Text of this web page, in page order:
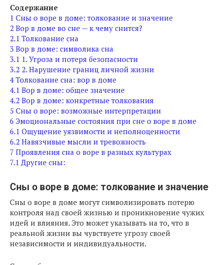
Содержание
1 Сны о воре в доме: толкование и значение
2 Вор в доме во сне — к чему снится?
2.1 Толкование сна
3 Вор в доме: символика сна
3.1 1. Угроза и потеря безопасности
3.2 2. Нарушение границ личной жизни
4 Толкование сна: вор в доме
4.1 Вор в доме: общее значение
4.2 Вор в доме: конкретные толкования
5 Сны о воре: возможные интерпретации
6 Эмоциональные состояния при сне о воре в доме
6.1 Ощущение уязвимости и неполноценности
6.2 Навязчивые мысли и тревожность
7 Проявления сна о воре в разных культурах
7.1 Другие сны:
Сны о воре в доме: толкование и значение
Сны о воре в доме могут символизировать потерю
контроля над своей жизнью и проникновение чужих
идей и влияния. Это может указывать на то, что в
реальной жизни вы чувствуете угрозу своей
независимости и индивидуальности.